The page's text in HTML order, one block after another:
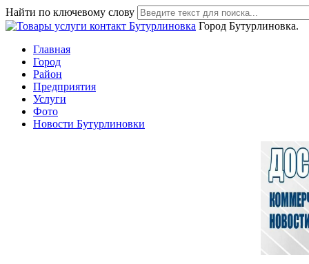
Найти по ключевому слову
Город Бутурлиновка.
Главная
Город
Район
Предприятия
Услуги
Фото
Новости Бутурлиновки